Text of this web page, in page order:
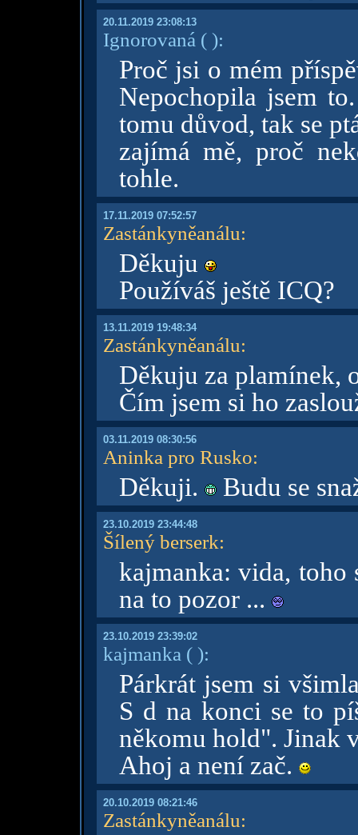
20.11.2019 23:08:13
Ignorovaná ( ):
Proč jsi o mém
Nepochopila jsem
tomu důvod, tak se
zajímá mě, proč
tohle.
17.11.2019 07:52:57
Zastánkyněanálu:
Děkuju
Používáš ještě ICQ?
13.11.2019 19:48:34
Zastánkyněanálu:
Děkuju za plamínek,
Čím jsem si ho
03.11.2019 08:30:56
Aninka pro Rusko:
Děkuji. Budu se
23.10.2019 23:44:48
Šílený berserk:
kajmanka: vida,
na to pozor ...
23.10.2019 23:39:02
kajmanka ( ):
Párkrát jsem si
S d na konci se to
někomu hold". Jinak
Ahoj a není zač.
20.10.2019 08:21:46
Zastánkyněanálu: